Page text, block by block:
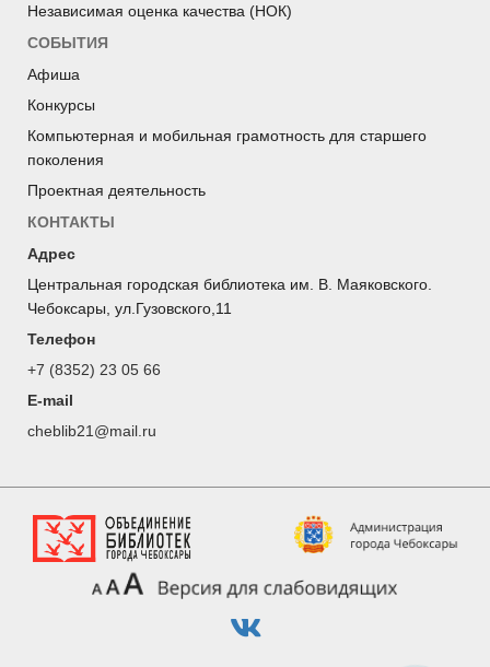
Независимая оценка качества (НОК)
СОБЫТИЯ
Афиша
Конкурсы
Компьютерная и мобильная грамотность для старшего
поколения
Проектная деятельность
КОНТАКТЫ
Адрес
Центральная городская библиотека им. В. Маяковского.
Чебоксары, ул.Гузовского,11
Телефон
+7 (8352) 23 05 66
E-mail
cheblib21@mail.ru